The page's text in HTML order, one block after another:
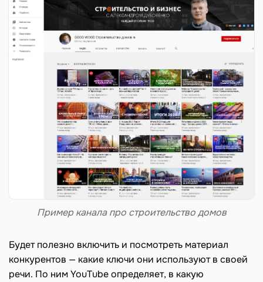
Пример канала про строительство домов
Будет полезно включить и посмотреть материал
конкурентов — какие ключи они используют в своей
речи. По ним YouTube определяет, в какую